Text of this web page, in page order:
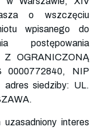
o wszczęciu
wpisanego do
postępowania
Z OGRANICZONĄ
0000772840, NIP
adres siedziby: UL.
interes